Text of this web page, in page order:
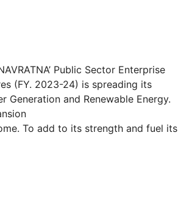
Public Sector Enterprise
(FY. 2023-24) is spreading its
and Renewable Energy.
To add to its strength and fuel its